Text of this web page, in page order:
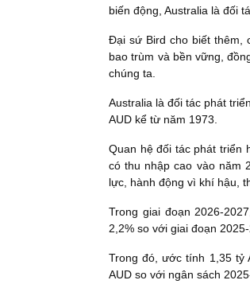
biến động, Australia là đối
Đại sứ Bird cho biết thêm,
bao trùm và bền vững,
chúng ta.
Australia là đối tác phát
AUD kể từ năm 1973.
Quan hệ đối tác phát triển
có thu nhập cao vào năm
lực, hành động vì khí hậu,
Trong giai đoạn 2026-
2,2% so với giai đoạn 2025-
Trong đó, ước tính 1,35 tỷ
AUD so với ngân sách